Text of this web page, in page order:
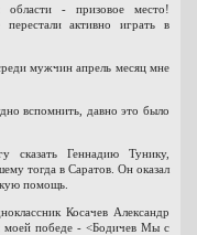
- призовое место!
активно играть в
мужчин апрель месяц мне
вспомнить, давно это было
Геннадию Тунику,
тогда в Саратов. Он оказал
помощь.
Косачев Александр
моей победе - <Бодичев Мы с